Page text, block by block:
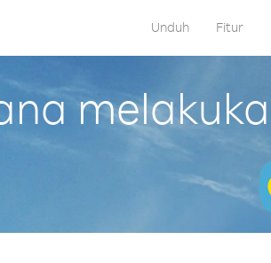
Unduh Fitur